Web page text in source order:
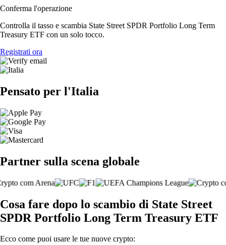
Conferma l'operazione
Controlla il tasso e scambia State Street SPDR Portfolio Long Term
Treasury ETF con un solo tocco.
Registrati ora
Pensato per l'Italia
Partner sulla scena globale
Cosa fare dopo lo scambio di State Street
SPDR Portfolio Long Term Treasury ETF
Ecco come puoi usare le tue nuove crypto: